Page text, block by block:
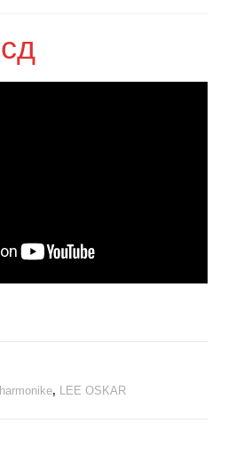
, LEE OSKAR